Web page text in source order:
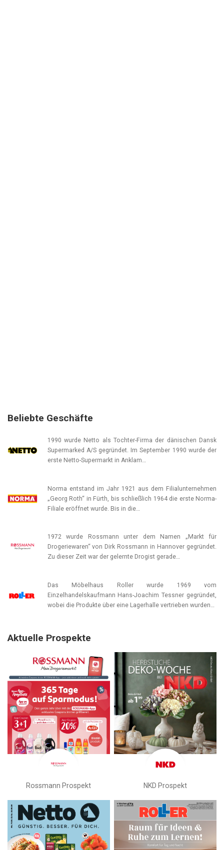
Beliebte Geschäfte
1990 wurde Netto als Tochter-Firma der dänischen Dansk
Supermarked A/S gegründet. Im September 1990 wurde der
erste Netto-Supermarkt in Anklam…
Norma entstand im Jahr 1921 aus dem Filialunternehmen
„Georg Roth“ in Fürth, bis schließlich 1964 die erste Norma-
Filiale eröffnet wurde. Bis in die…
1972 wurde Rossmann unter dem Namen „Markt für
Drogeriewaren“ von Dirk Rossmann in Hannover gegründet.
Zu dieser Zeit war der gelernte Drogist gerade…
Das Möbelhaus Roller wurde 1969 vom
Einzelhandelskaufmann Hans-Joachim Tessner gegründet,
wobei die Produkte über eine Lagerhalle vertrieben wurden…
Aktuelle Prospekte
Rossmann Prospekt NKD Prospekt